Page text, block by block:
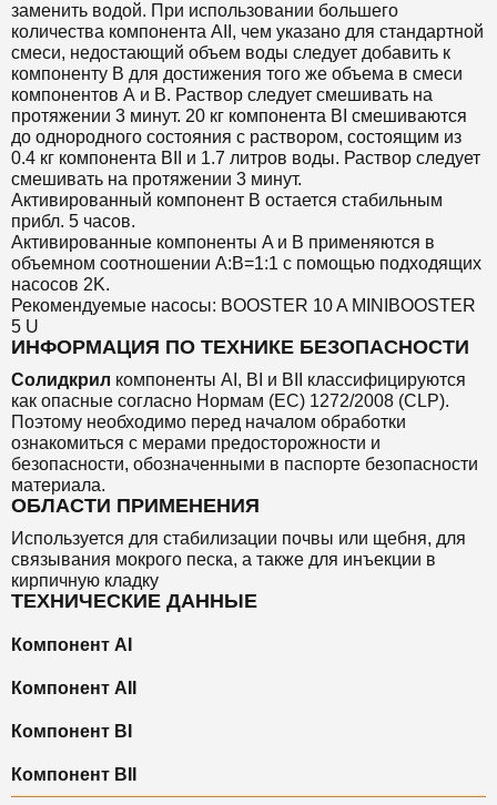
заменить водой. При использовании большего
количества компонента AII, чем указано для стандартной
смеси, недостающий объем воды следует добавить к
компоненту B для достижения того же объема в смеси
компонентов А и В. Раствор следует смешивать на
протяжении 3 минут. 20 кг компонента BI смешиваются
до однородного состояния с раствором, состоящим из
0.4 кг компонента BII и 1.7 литров воды. Раствор следует
смешивать на протяжении 3 минут.
Активированный компонент B остается стабильным
прибл. 5 часов.
Активированные компоненты A и B применяются в
объемном соотношении A:B=1:1 с помощью подходящих
насосов 2K.
Рекомендуемые насосы: BOOSTER 10 A MINIBOOSTER
5 U
ИНФОРМАЦИЯ ПО ТЕХНИКЕ БЕЗОПАСНОСТИ
Солидкрил компоненты AI, BI и BII классифицируются
как опасные согласно Нормам (EC) 1272/2008 (CLP).
Поэтому необходимо перед началом обработки
ознакомиться с мерами предосторожности и
безопасности, обозначенными в паспорте безопасности
материала.
ОБЛАСТИ ПРИМЕНЕНИЯ
Используется для стабилизации почвы или щебня, для
связывания мокрого песка, а также для инъекции в
кирпичную кладку
ТЕХНИЧЕСКИЕ ДАННЫЕ
Компонент AI
Компонент AII
Компонент BI
Компонент BII